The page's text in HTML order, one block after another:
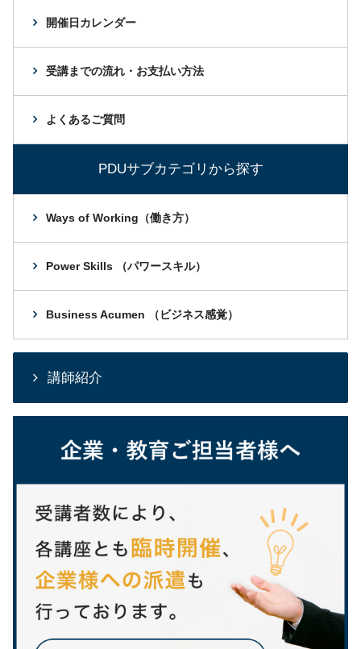
開催日カレンダー
受講までの流れ・お支払い方法
よくあるご質問
PDUサブカテゴリから探す
Ways of Working（働き方）
Power Skills （パワースキル）
Business Acumen （ビジネス感覚）
講師紹介